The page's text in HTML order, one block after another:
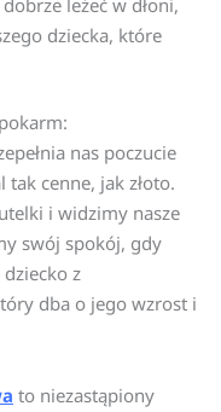
dziecka, które
nas poczucie
cenne, jak złoto.
i widzimy nasze
swój spokój, gdy
z
dba o jego wzrost i
to niezastąpiony